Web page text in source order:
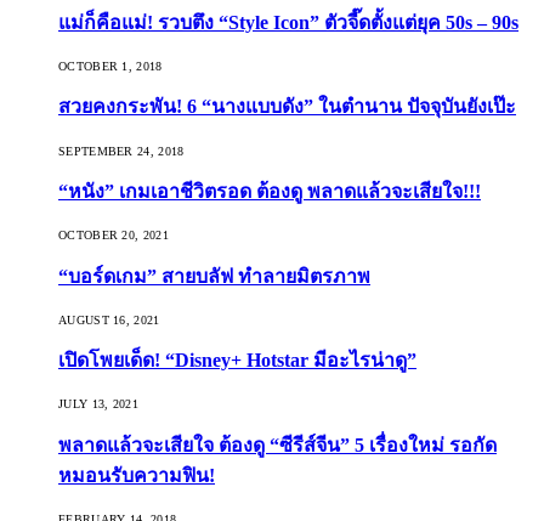
แม่ก็คือแม่! รวบตึง “Style Icon” ตัวจี๊ดตั้งแต่ยุค 50s – 90s
OCTOBER 1, 2018
สวยคงกระพัน! 6 “นางแบบดัง” ในตำนาน ปัจจุบันยังเป๊ะ
SEPTEMBER 24, 2018
“หนัง” เกมเอาชีวิตรอด ต้องดู พลาดแล้วจะเสียใจ!!!
OCTOBER 20, 2021
“บอร์ดเกม” สายบลัฟ ทำลายมิตรภาพ
AUGUST 16, 2021
เปิดโพยเด็ด! “Disney+ Hotstar มีอะไรน่าดู”
JULY 13, 2021
พลาดแล้วจะเสียใจ ต้องดู “ซีรีส์จีน” 5 เรื่องใหม่ รอกัด
หมอนรับความฟิน!